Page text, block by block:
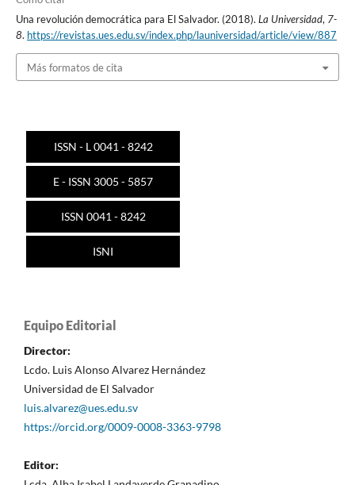
Una revolución democrática para El Salvador. (2018). La Universidad, 7-
8. https://revistas.ues.edu.sv/index.php/launiversidad/article/view/887
Más formatos de cita
ISSN - L 0041 - 8242
E - ISSN 3005 - 5857
ISSN 0041 - 8242
ISNI
Equipo Editorial
Director:
Lcdo. Luis Alonso Alvarez Hernández
Universidad de El Salvador
luis.alvarez@ues.edu.sv
https://orcid.org/0009-0008-3363-9798
Editor: